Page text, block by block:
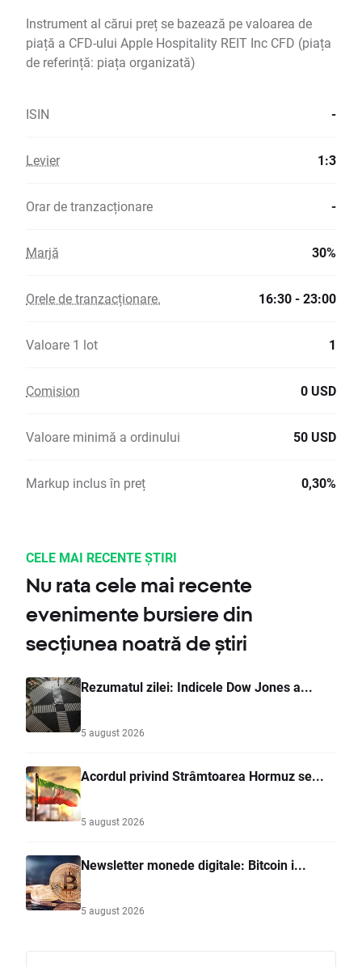
Instrument al cărui preț se bazează pe valoarea de
piață a CFD-ului Apple Hospitality REIT Inc CFD (piața
de referință: piața organizată)
ISIN -
Levier 1:3
Orar de tranzacționare -
Marjă 30%
Orele de tranzacționare. 16:30 - 23:00
Valoare 1 lot 1
Comision 0 USD
Valoare minimă a ordinului 50 USD
Markup inclus în preț 0,30%
CELE MAI RECENTE ȘTIRI
Nu rata cele mai recente
evenimente bursiere din
secțiunea noatră de știri
Rezumatul zilei: Indicele Dow Jones a...
5 august 2026
Acordul privind Strâmtoarea Hormuz se...
5 august 2026
Newsletter monede digitale: Bitcoin i...
5 august 2026